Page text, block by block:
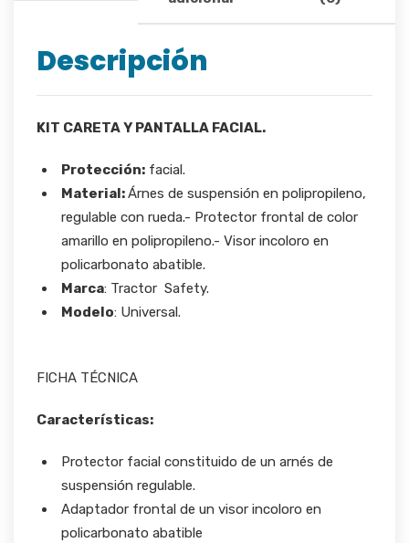
Descripción
KIT CARETA Y PANTALLA FACIAL.
Protección: facial.
Material:Árnes de suspensión en polipropileno,
regulable con rueda.- Protector frontal de color
amarillo en polipropileno.- Visor incoloro en
policarbonato abatible.
Marca: Tractor Safety.
Modelo: Universal.
FICHA TÉCNICA
Características:
Protector facial constituido de un arnés de
suspensión regulable.
Adaptador frontal de un visor incoloro en
policarbonato abatible